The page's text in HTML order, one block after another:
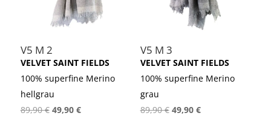
V5 M 2
VELVET SAINT FIELDS
100% superfine Merino
hellgrau
89,90€ Ursprünglicher
49,90 €Aktueller
V5 M 3
VELVET SAINT FIELDS
100% superfine Merino
grau
89,90€ Ursprünglicher
49,90 €Aktueller